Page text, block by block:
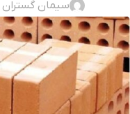
سیمان گستران